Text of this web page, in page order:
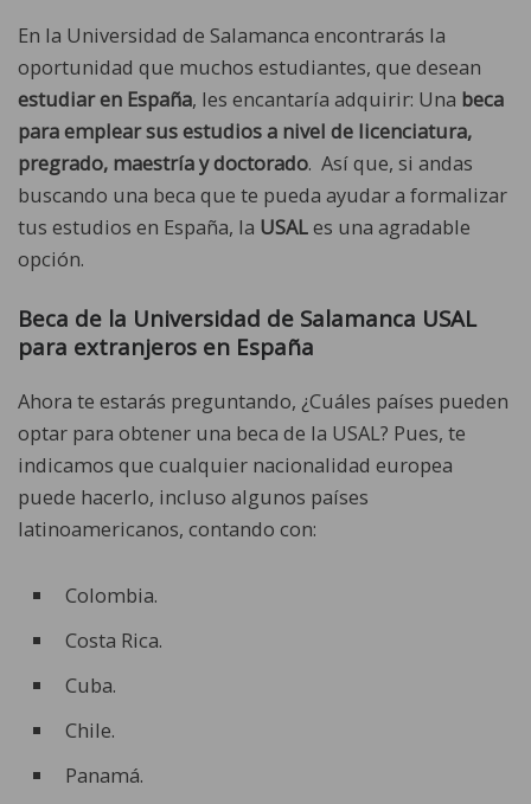
En la Universidad de Salamanca encontrarás la
oportunidad que muchos estudiantes, que desean
estudiar en España, les encantaría adquirir: Una beca
para emplear sus estudios a nivel de licenciatura,
pregrado, maestría y doctorado. Así que, si andas
buscando una beca que te pueda ayudar a formalizar
tus estudios en España, la USALes una agradable
opción.
Beca de la Universidad de Salamanca USAL
para extranjeros en España
Ahora te estarás preguntando, ¿Cuáles países pueden
optar para obtener una beca de la USAL? Pues, te
indicamos que cualquier nacionalidad europea
puede hacerlo, incluso algunos países
latinoamericanos, contando con:
Colombia.
Costa Rica.
Cuba.
Chile.
Panamá.